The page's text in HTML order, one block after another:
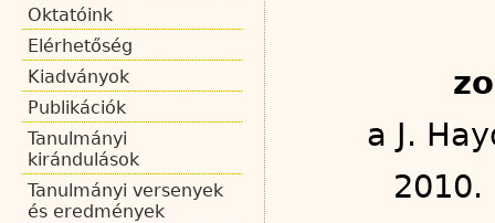
a J.
2010.
Oktatóink
Elérhetőség
Kiadványok
Publikációk
Tanulmányi
kirándulások
Tanulmányi versenyek
és eredmények